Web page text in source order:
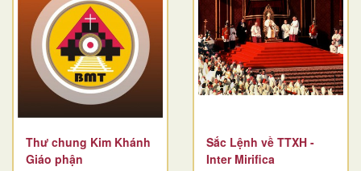
Thư chung Kim Khánh
Giáo phận
Sắc Lệnh về TTXH -
Inter Mirifica